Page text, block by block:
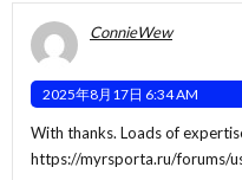
ConnieWew
2025年8月17日 6:34 AM
With thanks. Loads of
https://myrsporta.ru/forums/